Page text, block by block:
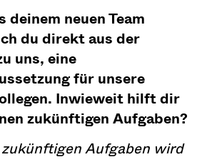
deinem neuen Team
du direkt aus der
uns, eine
für unsere
Inwieweit hilft dir
zukünftigen Aufgaben?
Aufgaben wird